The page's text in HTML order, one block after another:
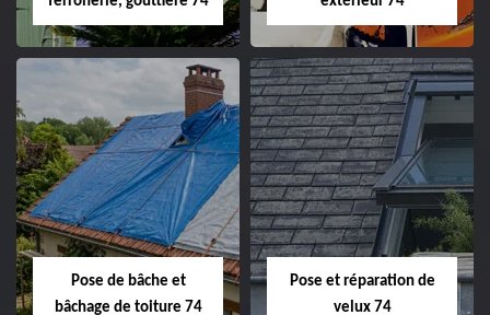
Pose de bâche et
bâchage de toiture 74
Pose et réparation de
velux 74